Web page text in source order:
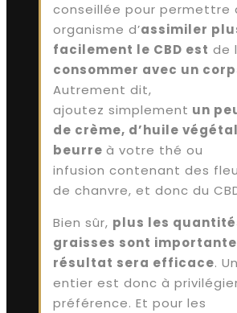
conseillée pour permettre
organisme d’assimiler
facilement le CBD est de
consommer avec un
Autrement dit,
ajoutez simplement un
de crème, d’huile
beurre à votre thé ou
infusion contenant des
de chanvre, et donc du
Bien sûr, plus les
graisses sont
résultat sera efficace.
entier est donc à
préférence. Et pour les